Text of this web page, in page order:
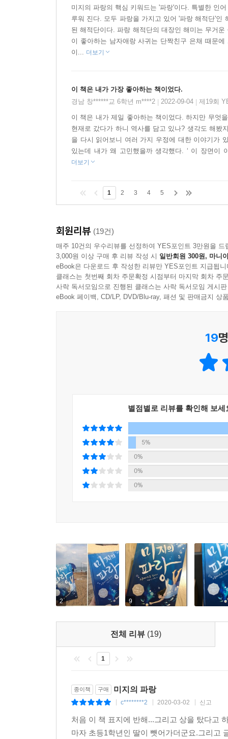
시대를 거슬러 펼쳐진 환상적인 모험 속에서
파랑에 담긴 해미와 미지의 소망이 나를 미소 짓
너무 재미있어서 책을 덮지 않고 한 번에 읽어
마음을 사로잡았다. - 박예지(신기초등학교 5학년)
인어와 사람의 우정과 파랑 구슬이 신비로웠다.
깨지는 신선한 이야기였다. - 심서연(원효초등학교
아이와 현대 아이의 문화적 충돌이 재미있었다. -
남녀의 구별이 없다는 점이 인상적이었다. - 박유
미지의 파랑의 핵심 키워드는 '파랑'이다. 특별한 인
루워 진다. 모두 파랑을 가지고 있어 '파랑 해적단'
된 해적단이다. 파랑 해적단의 대장인 해미는 무거
이 좋아하는 남자애랑 사귀는 단짝친구 은채 때문
이... 더보기
이 책은 내가 가장 좋아하는 책이었다.
경남 창******교 6학년 m****2
2022-09-04 제19회
이 책은 내가 제일 좋아하는 책이었다. 하지만 무엇
현재로 갔다가 하니 역사를 담고 있나? 생각도 해봤
을 다시 읽어보니 여러 가지 우정에 대한 이야기가
있는데 내가 왜 고민했을까 생각했다. ‘ 이 장면이
더보기
1 2 3 4 5
회원리뷰 (19건)
매주 10건의 우수리뷰를 선정하여 YES포인트 3만원을 드
3,000원 이상 구매 후 리뷰 작성 시 일반회원 300원, 마니
eBook은 다운로드 후 작성한 리뷰만 YES포인트 지급됩니
클래스는 첫번째 회차 주문확정 시점부터 마지막 회차 주
사락 독서모임으로 진행된 클래스는 사락 독서모임 게시
eBook 페이백, CD/LP, DVD/Blu-ray, 패션 및 판매금지 상
19
별점별로 리뷰를 확인해 보세
5%
0%
0%
0%
2 9
전체 리뷰 (19)
1
종이책 구매 미지의 파랑
c********2 2020-03-02 신고
처음 이 책 표지에 반해...그리고 상을 탔다고
마자 초등1학년인 딸이 뺏어가더군요.그리고